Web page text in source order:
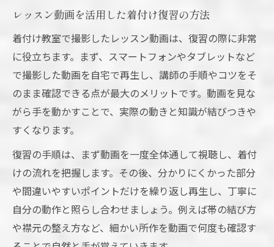
レッスン動画を活用した着付け復習の方法
着付け教室で撮影したレッスン動画は、復習の際に非常
に役立ちます。まず、スマートフォンやタブレットなど
で撮影した動画を自宅で再生し、講師の手順やコツをそ
のまま確認できる点が最大のメリットです。動画を見な
がら手を動かすことで、実際の動きと知識が結びつきや
すくなります。
復習の手順は、まず動画を一度全体通して視聴し、着付
けの流れを把握します。その後、分かりにくかった部分
や間違いやすいポイントだけを繰り返し再生し、丁寧に
自分の動作と照らし合わせましょう。例えば帯の結び方
や襟元の整え方など、細かい所作を動画で何度も確認す